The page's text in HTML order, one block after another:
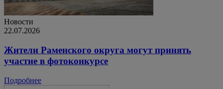
Новости
22.07.2026
Жители Раменского округа могут принять
участие в фотоконкурсе
Подробнее